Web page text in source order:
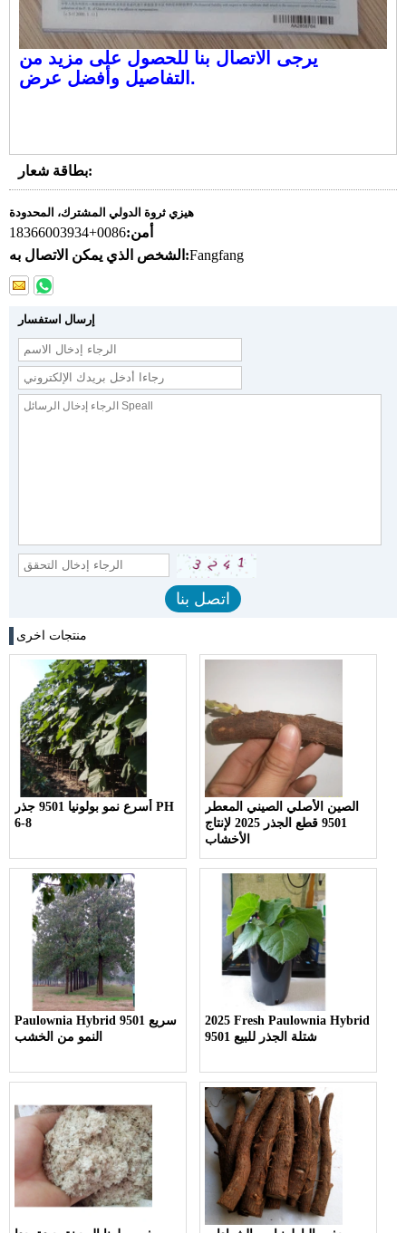
يرجى الاتصال بنا للحصول على مزيد من
التفاصيل وأفضل عرض.
بطاقة شعار:
هيزي ثروة الدولي المشترك، المحدودة
أمن:0086+18366003934
الشخص الذي يمكن الاتصال به:Fangfang
إرسال استفسار
منتجات اخرى
أسرع نمو بولونيا 9501 جذر PH
6-8
الصين الأصلي الصيني المعطر
9501 قطع الجذر 2025 لإنتاج
الأخشاب
Paulownia Hybrid 9501 سريع
النمو من الخشب
2025 Fresh Paulownia Hybrid
9501 شتلة الجذر للبيع